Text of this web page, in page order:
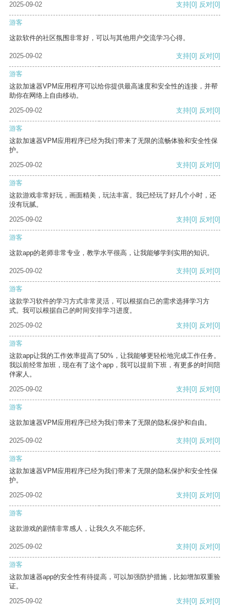
2025-09-02
支持[0] 反对[0]
游客
这款软件的社区氛围非常好，可以与其他用户交流学习心得。
2025-09-02 支持[0] 反对[0]
游客
这款加速器VPM应用程序可以给你提供最高速度和安全性的连接，并帮
助你在网络上自由移动。
2025-09-02
支持[0] 反对[0]
游客
这款加速器VPM应用程序已经为我们带来了无限的流畅体验和安全性保
护。
2025-09-02
支持[0] 反对[0]
游客
这款游戏非常好玩，画面精美，玩法丰富。我已经玩了好几个小时，还
没有玩腻。
2025-09-02
支持[0] 反对[0]
游客
这款app的老师非常专业，教学水平很高，让我能够学到实用的知识。
2025-09-02 支持[0] 反对[0]
游客
这款学习软件的学习方式非常灵活，可以根据自己的需求选择学习方
式。我可以根据自己的时间安排学习进度。
2025-09-02
支持[0] 反对[0]
游客
这款app让我的工作效率提高了50%，让我能够更轻松地完成工作任务。
我以前经常加班，现在有了这个app，我可以提前下班，有更多的时间陪
伴家人。
2025-09-02
支持[0] 反对[0]
游客
这款加速器VPM应用程序已经为我们带来了无限的隐私保护和自由。
2025-09-02 支持[0] 反对[0]
游客
这款加速器VPM应用程序已经为我们带来了无限的隐私保护和安全性保
护。
2025-09-02
支持[0] 反对[0]
游客
这款游戏的剧情非常感人，让我久久不能忘怀。
2025-09-02 支持[0] 反对[0]
游客
这款加速器app的安全性有待提高，可以加强防护措施，比如增加双重验
证。
2025-09-02
支持[0] 反对[0]